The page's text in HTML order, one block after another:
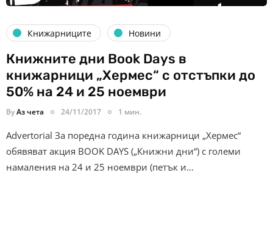
Книжарниците Новини
Книжните дни Book Days в
книжарници „Хермес“ с отстъпки до
50% на 24 и 25 ноември
ByАз чета 24/11/2017 1 мин.
Advertorial За поредна година книжарници „Хермес“
обявяват акция BOOK DAYS („Книжни дни“) с големи
намаления на 24 и 25 ноември (петък и…